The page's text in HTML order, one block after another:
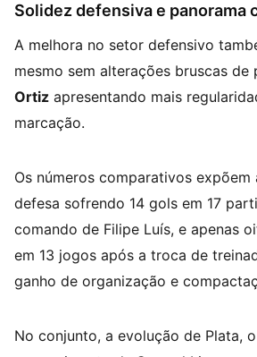
Solidez defensiva e panorama
A melhora no setor defensivo
mesmo sem alterações bruscas de
Ortiz apresentando mais
marcação.
Os números comparativos expõem
defesa sofrendo 14 gols em 17
comando de Filipe Luís, e apenas
em 13 jogos após a troca de
ganho de organização e
No conjunto, a evolução de Plata,